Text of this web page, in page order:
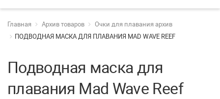
Главная Архив товаров
Очки для плавания архив
ПОДВОДНАЯ МАСКА ДЛЯ ПЛАВАНИЯ MAD WAVE REEF
Подводная маска для
плавания Mad Wave Reef